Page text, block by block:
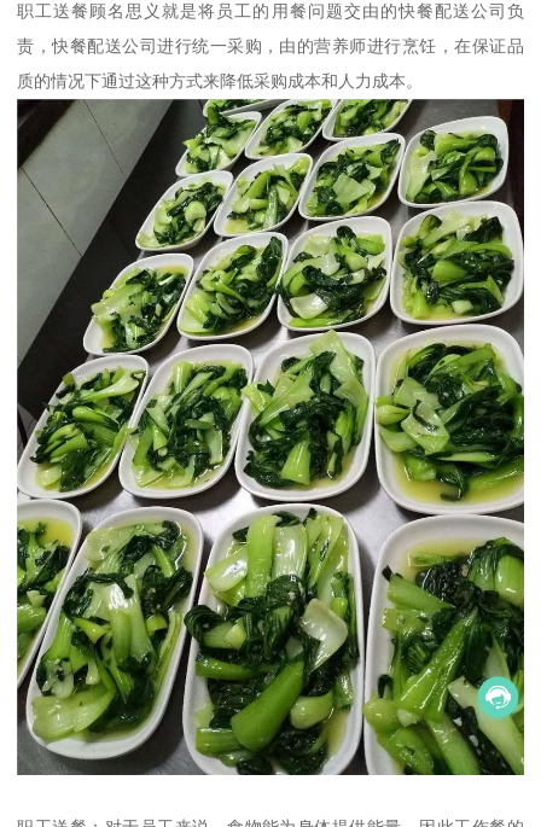
职工送餐顾名思义就是将员工的用餐问题交由的快餐配送公司负
责，快餐配送公司进行统一采购，由的营养师进行烹饪，在保证品
质的情况下通过这种方式来降低采购成本和人力成本。